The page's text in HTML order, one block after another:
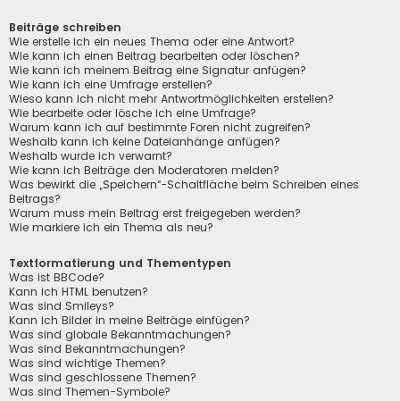
Beiträge schreiben
Wie erstelle ich ein neues Thema oder eine Antwort?
Wie kann ich einen Beitrag bearbeiten oder löschen?
Wie kann ich meinem Beitrag eine Signatur anfügen?
Wie kann ich eine Umfrage erstellen?
Wieso kann ich nicht mehr Antwortmöglichkeiten erstellen?
Wie bearbeite oder lösche ich eine Umfrage?
Warum kann ich auf bestimmte Foren nicht zugreifen?
Weshalb kann ich keine Dateianhänge anfügen?
Weshalb wurde ich verwarnt?
Wie kann ich Beiträge den Moderatoren melden?
Was bewirkt die „Speichern“-Schaltfläche beim Schreiben eines
Beitrags?
Warum muss mein Beitrag erst freigegeben werden?
Wie markiere ich ein Thema als neu?
Textformatierung und Thementypen
Was ist BBCode?
Kann ich HTML benutzen?
Was sind Smileys?
Kann ich Bilder in meine Beiträge einfügen?
Was sind globale Bekanntmachungen?
Was sind Bekanntmachungen?
Was sind wichtige Themen?
Was sind geschlossene Themen?
Was sind Themen-Symbole?